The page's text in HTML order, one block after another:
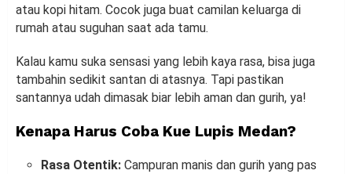
atau kopi hitam. Cocok juga buat camilan keluarga di
rumah atau suguhan saat ada tamu.
Kalau kamu suka sensasi yang lebih kaya rasa, bisa juga
tambahin sedikit santan di atasnya. Tapi pastikan
santannya udah dimasak biar lebih aman dan gurih, ya!
Kenapa Harus Coba Kue Lupis Medan?
Rasa Otentik: Campuran manis dan gurih yang pas